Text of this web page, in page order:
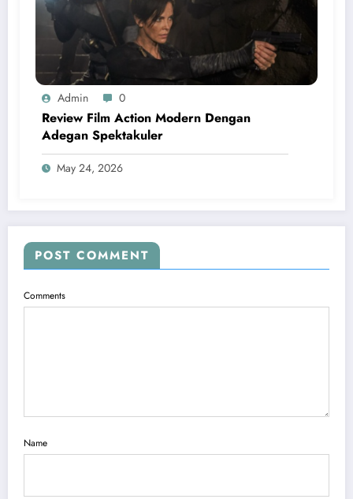
Admin 0
Review Film Action Modern Dengan
Adegan Spektakuler
May 24, 2026
POST COMMENT
Comments
Name